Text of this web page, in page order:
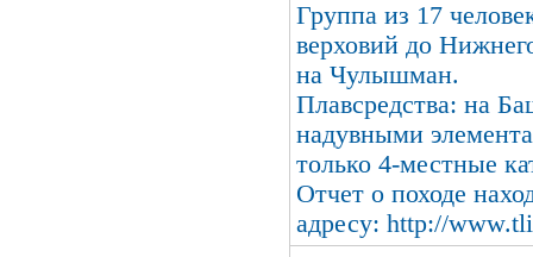
Группа из 17
верховий до
на Чулышман.
Плавсредства: на
надувными
только 4-местные
Отчет о походе
адресу: http://